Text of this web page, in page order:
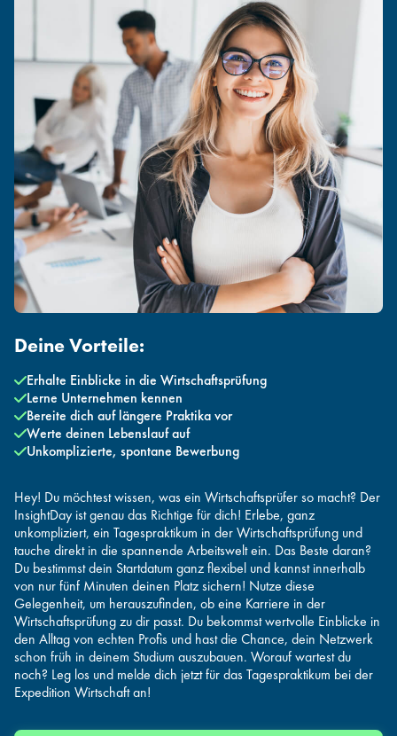
Deine Vorteile:
Erhalte Einblicke in die Wirtschaftsprüfung
Lerne Unternehmen kennen
Bereite dich auf längere Praktika vor
Werte deinen Lebenslauf auf
Unkomplizierte, spontane Bewerbung
Hey! Du möchtest wissen, was ein Wirtschaftsprüfer so macht? Der
InsightDay ist genau das Richtige für dich! Erlebe, ganz
unkompliziert, ein Tagespraktikum in der Wirtschaftsprüfung und
tauche direkt in die spannende Arbeitswelt ein. Das Beste daran?
Du bestimmst dein Startdatum ganz flexibel und kannst innerhalb
von nur fünf Minuten deinen Platz sichern! Nutze diese
Gelegenheit, um herauszufinden, ob eine Karriere in der
Wirtschaftsprüfung zu dir passt. Du bekommst wertvolle Einblicke in
den Alltag von echten Profis und hast die Chance, dein Netzwerk
schon früh in deinem Studium auszubauen. Worauf wartest du
noch? Leg los und melde dich jetzt für das Tagespraktikum bei der
Expedition Wirtschaft an!